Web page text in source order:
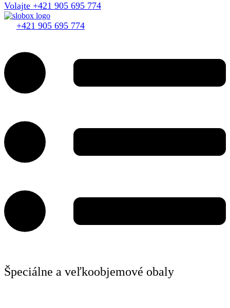
Volajte +421 905 695 774
+421 905 695 774
Špeciálne a veľkoobjemové obaly